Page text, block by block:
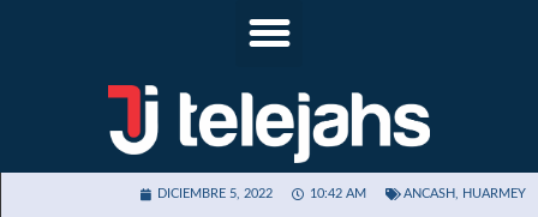
DICIEMBRE 5, 2022 10:42 AM ANCASH HUARMEY